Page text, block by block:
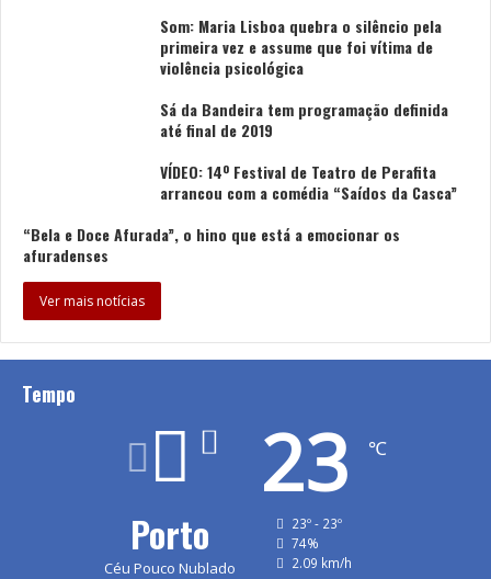
Som: Maria Lisboa quebra o silêncio pela
primeira vez e assume que foi vítima de
violência psicológica
Sá da Bandeira tem programação definida
até final de 2019
VÍDEO: 14º Festival de Teatro de Perafita
arrancou com a comédia “Saídos da Casca”
“Bela e Doce Afurada”, o hino que está a emocionar os
afuradenses
Ver mais notícias
Tempo
Porto
Céu Pouco Nublado
23 ℃
23º - 23º
74%
2.09 km/h